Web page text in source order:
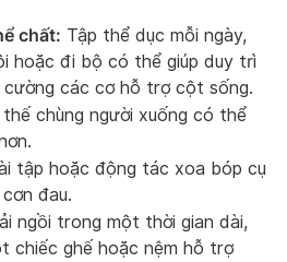
chất: Tập thể dục mỗi ngày,
hoặc đi bộ có thể giúp duy trì
các cơ hỗ trợ cột sống.
thế chùng người xuống có thể
tập hoặc động tác xoa bóp cụ
đau.
ngồi trong một thời gian dài,
chiếc ghế hoặc nệm hỗ trợ